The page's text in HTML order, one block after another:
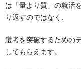
は「量より質」の就活
り返すのではなく、
選考を突破するための
してもらえます。